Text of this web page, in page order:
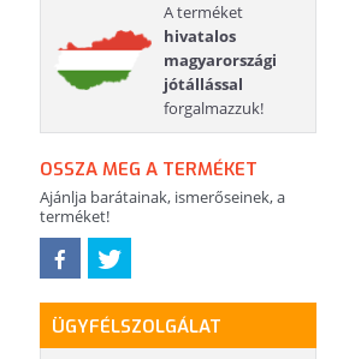
A terméket
hivatalos
magyarországi
jótállással
forgalmazzuk!
OSSZA MEG A TERMÉKET
Ajánlja barátainak, ismerőseinek, a
terméket!
ÜGYFÉLSZOLGÁLAT